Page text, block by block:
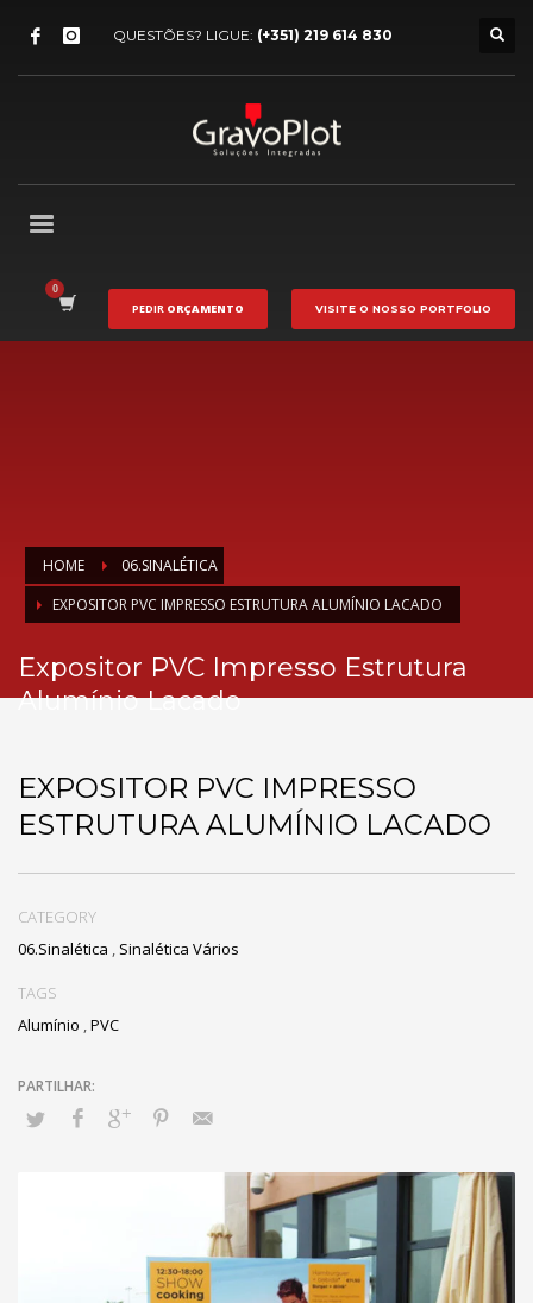
QUESTÕES? LIGUE: (+351) 219 614 830
PEDIR ORÇAMENTO VISITE O NOSSO PORTFOLIO
HOME
06.SINALÉTICA
EXPOSITOR PVC IMPRESSO ESTRUTURA ALUMÍNIO LACADO
Expositor PVC Impresso Estrutura
Alumínio Lacado
EXPOSITOR PVC IMPRESSO
ESTRUTURA ALUMÍNIO LACADO
CATEGORY
06.Sinalética , Sinalética Vários
TAGS
Alumínio ,PVC